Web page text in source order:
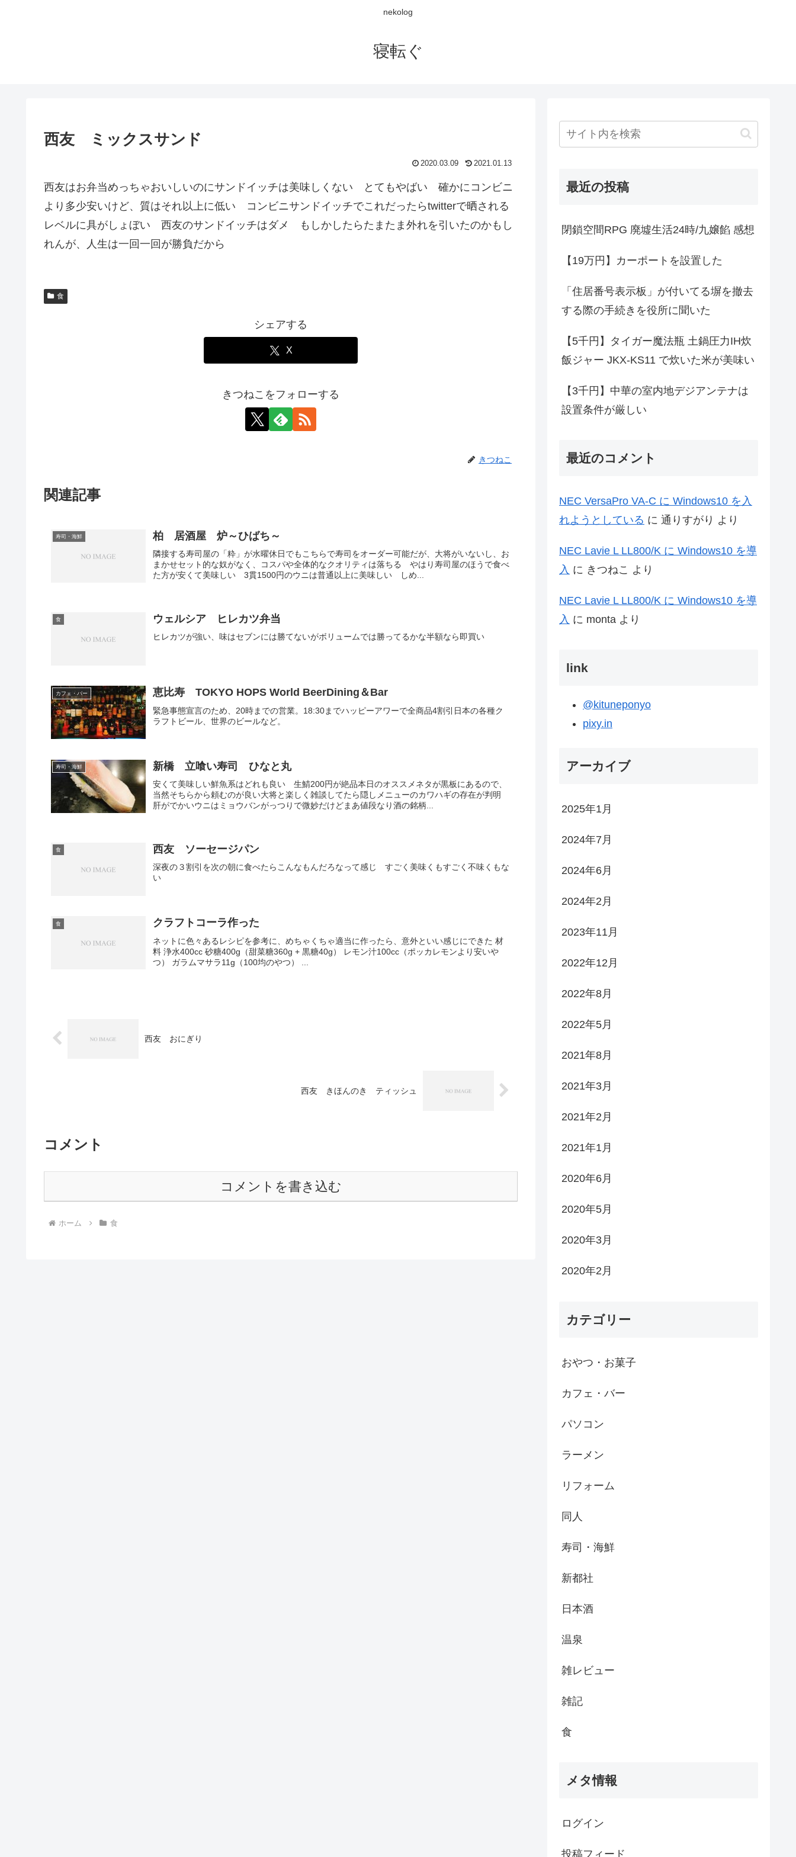
nekolog
寝転ぐ
西友 ミックスサンド
2020.03.09 2021.01.13
西友はお弁当めっちゃおいしいのにサンドイッチは美味しくない とてもやばい 確かにコンビニ
より多少安いけど、質はそれ以上に低い コンビニサンドイッチでこれだったらtwitterで晒される
レベルに具がしょぼい 西友のサンドイッチはダメ もしかしたらたまたま外れを引いたのかもし
れんが、人生は一回一回が勝負だから
食
シェアする
X
きつねこをフォローする
きつねこ
関連記事
寿司・海鮮 柏 居酒屋 炉～ひばち～
隣接する寿司屋の「粋」が水曜休日でもこちらで寿司をオーダー可能だが、大将がいないし、お
まかせセット的な奴がなく、コスパや全体的なクオリティは落ちる やはり寿司屋のほうで食べ
た方が安くて美味しい 3貫1500円のウニは普通以上に美味しい しめ...
食 ウェルシア ヒレカツ弁当
ヒレカツが強い、味はセブンには勝てないがボリュームでは勝ってるかな半額なら即買い
カフェ・バー 恵比寿 TOKYO HOPS World BeerDining＆Bar
緊急事態宣言のため、20時までの営業。18:30までハッピーアワーで全商品4割引日本の各種ク
ラフトビール、世界のビールなど。
寿司・海鮮 新橋 立喰い寿司 ひなと丸
安くて美味しい鮮魚系はどれも良い 生鯖200円が絶品本日のオススメネタが黒板にあるので、
当然そちらから頼むのが良い大将と楽しく雑談してたら隠しメニューのカワハギの存在が判明
肝がでかいウニはミョウバンがっつりで微妙だけどまあ値段なり酒の銘柄...
食 西友 ソーセージパン
深夜の３割引を次の朝に食べたらこんなもんだろなって感じ すごく美味くもすごく不味くもな
い
食 クラフトコーラ作った
ネットに色々あるレシピを参考に、めちゃくちゃ適当に作ったら、意外といい感じにできた 材
料 浄水400cc 砂糖400g（甜菜糖360g + 黒糖40g） レモン汁100cc（ポッカレモンより安いや
つ） ガラムマサラ11g（100均のやつ） ...
西友 おにぎり
西友 きほんのき ティッシュ
コメント
コメントを書き込む
ホーム 食
最近の投稿
閉鎖空間RPG 廃墟生活24時/九嬢餡 感想
【19万円】カーポートを設置した
「住居番号表示板」が付いてる塀を撤去
する際の手続きを役所に聞いた
【5千円】タイガー魔法瓶 土鍋圧力IH炊
飯ジャー JKX-KS11 で炊いた米が美味い
【3千円】中華の室内地デジアンテナは
設置条件が厳しい
最近のコメント
NEC VersaPro VA-C に Windows10 を入
れようとしている に 通りすがり より
NEC Lavie L LL800/K に Windows10 を導
入 に きつねこ より
NEC Lavie L LL800/K に Windows10 を導
入 に monta より
link
@kituneponyo
pixy.in
アーカイブ
2025年1月
2024年7月
2024年6月
2024年2月
2023年11月
2022年12月
2022年8月
2022年5月
2021年8月
2021年3月
2021年2月
2021年1月
2020年6月
2020年5月
2020年3月
2020年2月
カテゴリー
おやつ・お菓子
カフェ・バー
パソコン
ラーメン
リフォーム
同人
寿司・海鮮
新都社
日本酒
温泉
雑レビュー
雑記
食
メタ情報
ログイン
投稿フィード